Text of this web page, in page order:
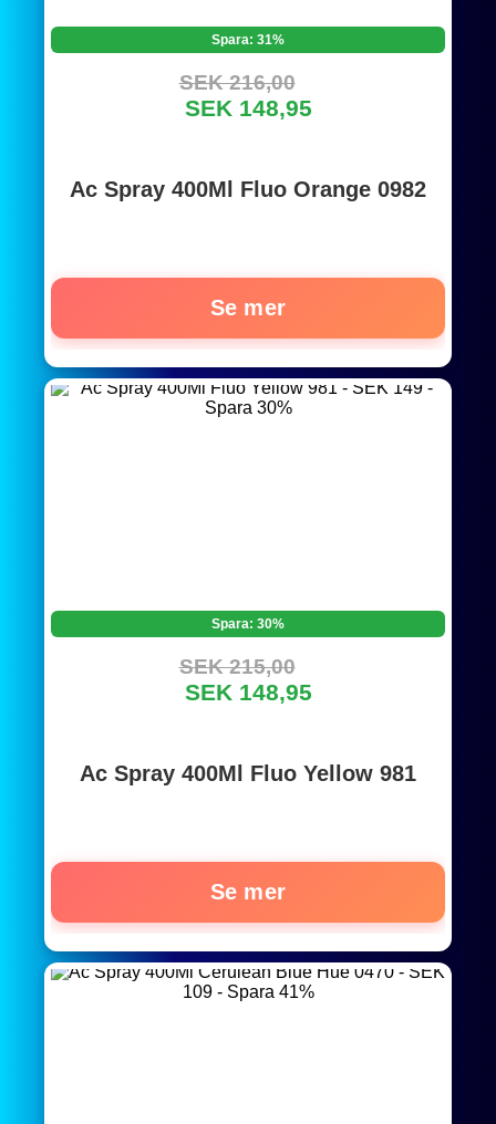
Spara: 31%
SEK 216,00
SEK 148,95
Ac Spray 400Ml Fluo Orange 0982
Se mer
Spara: 30%
SEK 215,00
SEK 148,95
Ac Spray 400Ml Fluo Yellow 981
Se mer